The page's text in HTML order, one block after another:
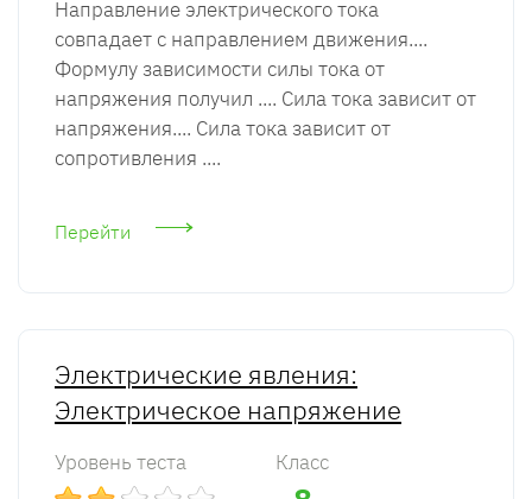
Направление электрического тока
совпадает с направлением движения....
Формулу зависимости силы тока от
напряжения получил .... Сила тока зависит от
напряжения.... Сила тока зависит от
сопротивления ....
Перейти
Электрические явления:
Электрическое напряжение
Уровень теста Класс